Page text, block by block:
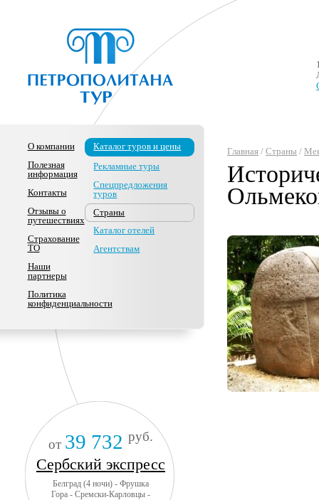
О компании
Полезная
информация
Контакты
Отзывы о
путешествиях
Страхование
ТО
Наши
партнеры
Политика
конфиденциальности
Каталог туров и цены
Рекламные туры
Спецпредложения
туров
Страны
Каталог отелей
Агентствам
от 39 732 руб.
Сербский экспресс
Белград (4 ночи) - Фрушка
Гора - Сремски-Карловцы -
Главная /Страны /